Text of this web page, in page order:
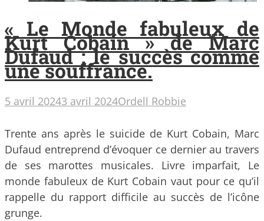
« Le Monde fabuleux de
Kurt Cobain » de Marc
Dufaud : le succès comme
une souffrance.
5 avril 20243 avril 2024Ordell Robbie
Trente ans après le suicide de Kurt Cobain, Marc
Dufaud entreprend d’évoquer ce dernier au travers
de ses marottes musicales. Livre imparfait, Le
monde fabuleux de Kurt Cobain vaut pour ce qu’il
rappelle du rapport difficile au succès de l’icône
grunge.